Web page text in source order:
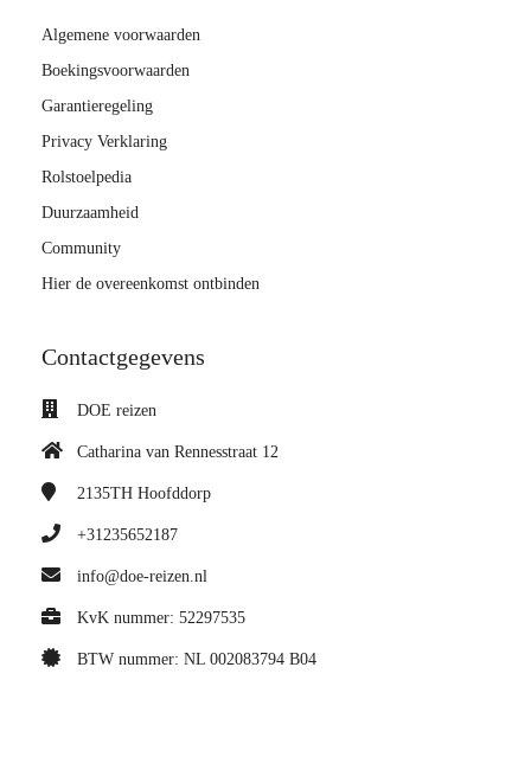
Algemene voorwaarden
Boekingsvoorwaarden
Garantieregeling
Privacy Verklaring
Rolstoelpedia
Duurzaamheid
Community
Hier de overeenkomst ontbinden
Contactgegevens
DOE reizen
Catharina van Rennesstraat 12
2135TH Hoofddorp
+31235652187
info@doe-reizen.nl
KvK nummer: 52297535
BTW nummer: NL 002083794 B04